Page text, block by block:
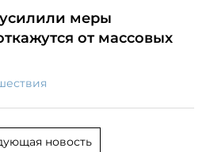
меры
от массовых
новость